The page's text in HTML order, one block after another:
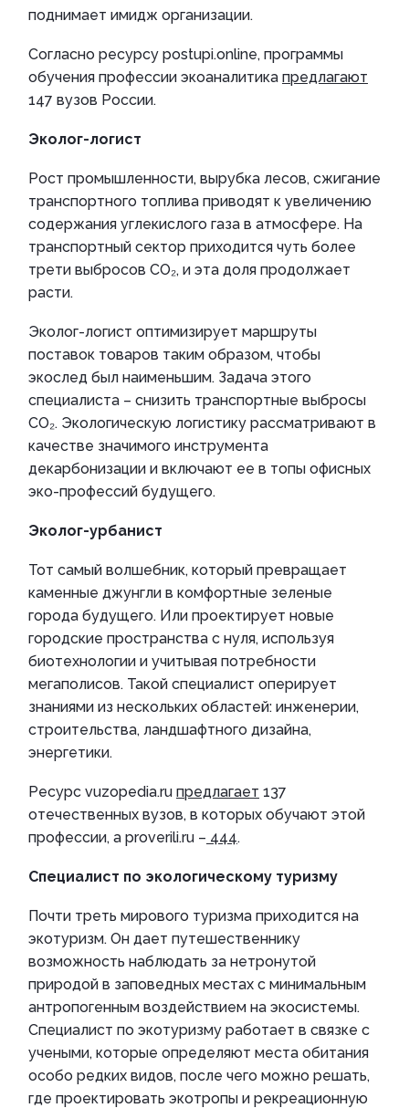
поднимает имидж организации.
Согласно ресурсу postupi.online, программы
обучения профессии экоаналитика предлагают
147 вузов России.
Эколог-логист
Рост промышленности, вырубка лесов, сжигание
транспортного топлива приводят к увеличению
содержания углекислого газа в атмосфере. На
транспортный сектор приходится чуть более
трети выбросов CO₂, и эта доля продолжает
расти.
Эколог-логист оптимизирует маршруты
поставок товаров таким образом, чтобы
экослед был наименьшим. Задача этого
специалиста – снизить транспортные выбросы
CO₂. Экологическую логистику рассматривают в
качестве значимого инструмента
декарбонизации и включают ее в топы офисных
эко-профессий будущего.
Эколог-урбанист
Тот самый волшебник, который превращает
каменные джунгли в комфортные зеленые
города будущего. Или проектирует новые
городские пространства с нуля, используя
биотехнологии и учитывая потребности
мегаполисов. Такой специалист оперирует
знаниями из нескольких областей: инженерии,
строительства, ландшафтного дизайна,
энергетики.
Ресурс vuzopedia.ru предлагает 137
отечественных вузов, в которых обучают этой
профессии, а proverili.ru – 444.
Специалист по экологическому туризму
Почти треть мирового туризма приходится на
экотуризм. Он дает путешественнику
возможность наблюдать за нетронутой
природой в заповедных местах с минимальным
антропогенным воздействием на экосистемы.
Специалист по экотуризму работает в связке с
учеными, которые определяют места обитания
особо редких видов, после чего можно решать,
где проектировать экотропы и рекреационную